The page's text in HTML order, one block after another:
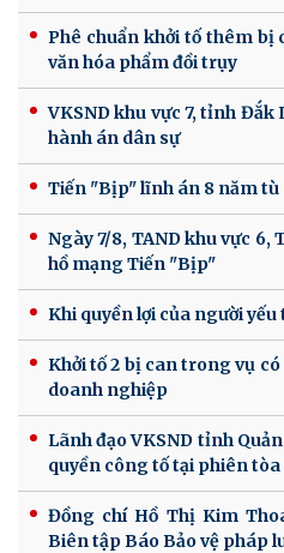
Phê chuẩn khởi tố thêm
văn hóa phẩm đồi trụy
VKSND khu vực 7, tỉnh
hành án dân sự
Tiến "Bịp" lĩnh án 8 năm tù
Ngày 7/8, TAND khu vực
hồ mạng Tiến "Bịp"
Khi quyền lợi của người
Khởi tố 2 bị can trong vụ
doanh nghiệp
Lãnh đạo VKSND tỉnh
quyền công tố tại phiên
Đồng chí Hồ Thị Kim
Biên tập Báo Bảo vệ pháp